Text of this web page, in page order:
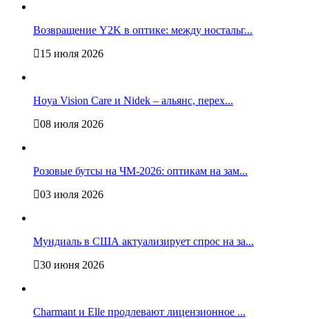
Возвращение Y2K в оптике: между ностальг...
15 июля 2026
Hoya Vision Care и Nidek – альянс, перех...
08 июля 2026
Розовые бутсы на ЧМ-2026: оптикам на зам...
03 июля 2026
Мундиаль в США актуализирует спрос на за...
30 июня 2026
Charmant и Elle продлевают лицензионное ...